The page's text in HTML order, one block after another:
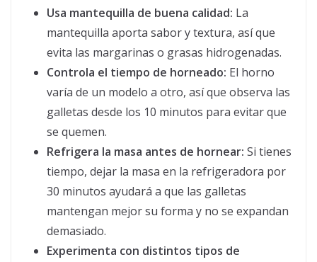
Usa mantequilla de buena calidad: La
mantequilla aporta sabor y textura, así que
evita las margarinas o grasas hidrogenadas.
Controla el tiempo de horneado: El horno
varía de un modelo a otro, así que observa las
galletas desde los 10 minutos para evitar que
se quemen.
Refrigera la masa antes de hornear: Si tienes
tiempo, dejar la masa en la refrigeradora por
30 minutos ayudará a que las galletas
mantengan mejor su forma y no se expandan
demasiado.
Experimenta con distintos tipos de